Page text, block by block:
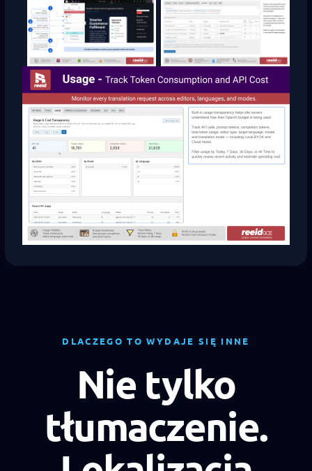
DLACZEGO TO WYDAJE SIĘ INNE
Nie tylko
tłumaczenie.